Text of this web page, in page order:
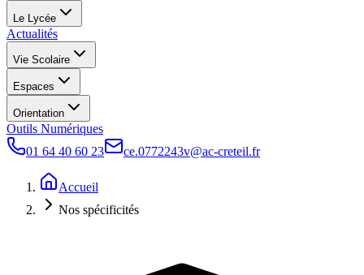
Le Lycée
Actualités
Vie Scolaire
Espaces
Orientation
Outils Numériques
01 64 40 60 23
ce.0772243v@ac-creteil.fr
Accueil
Nos spécificités